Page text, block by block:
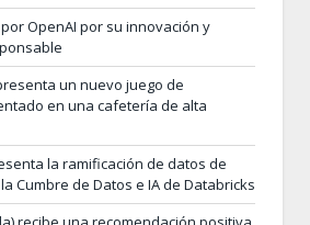
OpenAI por su innovación y
un nuevo juego de
en una cafetería de alta
la ramificación de datos de
Cumbre de Datos e IA de Databricks